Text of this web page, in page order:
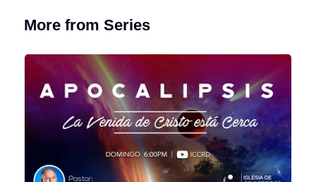
More from Series